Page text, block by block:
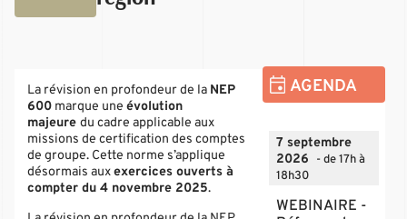
La révision en profondeur de la NEP
600 marque uneévolution
majeuredu cadre applicable aux
missions de certification des comptes
de groupe. Cette norme s’applique
désormais auxexercices ouverts à
compter du 4 novembre 2025.
AGENDA
7 septembre
2026
- de 17h à
18h30
WEBINAIRE -